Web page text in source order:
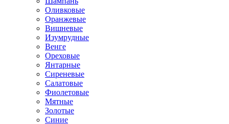
Оливковые
Оранжевые
Вишневые
Изумрудные
Венге
Ореховые
Янтарные
Сиреневые
Салатовые
Фиолетовые
Мятные
Золотые
Синие